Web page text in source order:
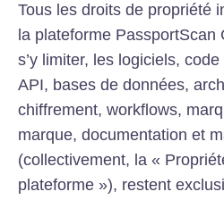
Tous les droits de propriété
la plateforme
s’y limiter, les logiciels,
API, bases de données,
chiffrement, workflows,
marque, documentation et
(collectivement, la «
plateforme »), restent